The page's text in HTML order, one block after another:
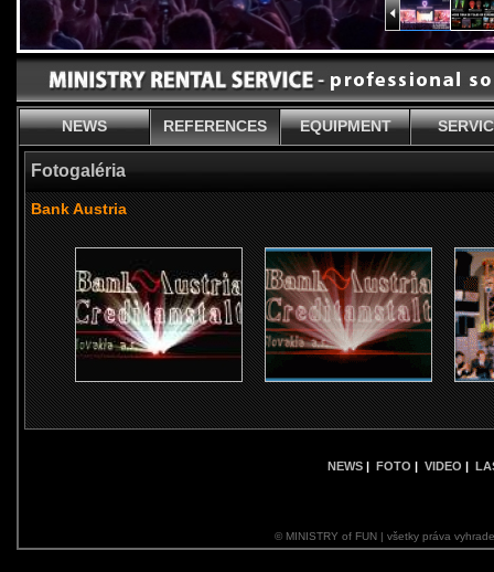
NEWS REFERENCES EQUIPMENT
Fotogaléria
Bank Austria
NEWS | FOTO | VIDEO |
© MINISTRY of FUN | všetky práva